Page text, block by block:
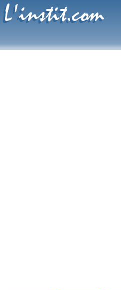
L'instit.com
L'instit.com